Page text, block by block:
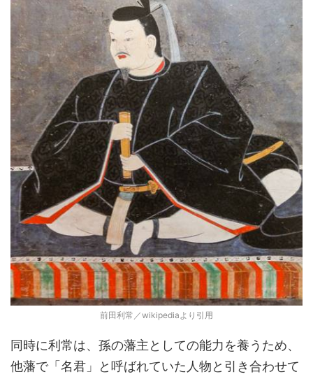
前田利常／wikipediaより引用
同時に利常は、孫の藩主としての能力を養うため、
他藩で「名君」と呼ばれていた人物と引き合わせて